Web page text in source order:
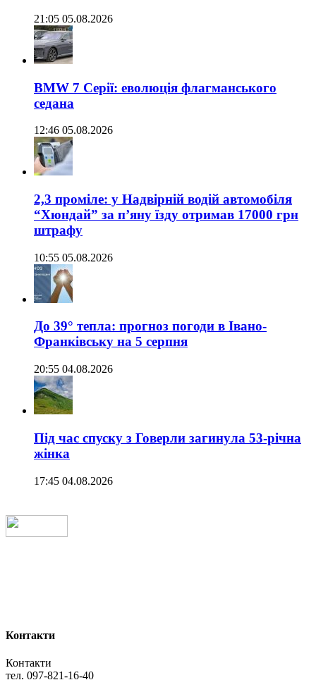
21:05 05.08.2026
BMW 7 Серії: еволюція флагманського
седана
12:46 05.08.2026
2,3 проміле: у Надвірній водій автомобіля
“Хюндай” за п’яну їзду отримав 17000 грн
штрафу
10:55 05.08.2026
До 39° тепла: прогноз погоди в Івано-
Франківську на 5 серпня
20:55 04.08.2026
Під час спуску з Говерли загинула 53-річна
жінка
17:45 04.08.2026
Контакти
Контакти
тел. 097-821-16-40